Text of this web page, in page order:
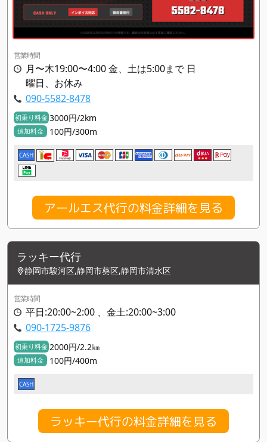
営業時間
月〜木19:00〜4:00 金、土は5:00まで 日
曜日、お休み
090-5582-8478
初乗り料金 3000円/2km
追加料金 100円/300m
CASH
アールエス代行の料金詳細を見る
ラッキー代行
静岡市駿河区,静岡市葵区,静岡市清水区
営業時間
平日:20:00~2:00 、金土:20:00~3:00
090-1725-9876
初乗り料金 2000円/2.2㎞
追加料金 100円/400m
CASH
ラッキー代行の料金詳細を見る